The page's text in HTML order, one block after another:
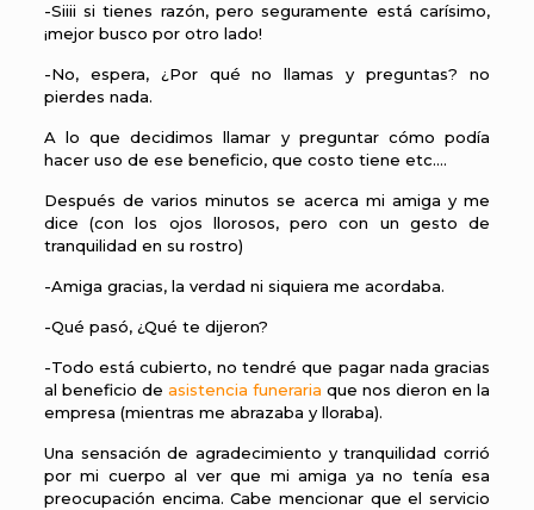
-Siiii si tienes razón, pero seguramente está carísimo,
¡mejor busco por otro lado!
-No, espera, ¿Por qué no llamas y preguntas? no
pierdes nada.
A lo que decidimos llamar y preguntar cómo podía
hacer uso de ese beneficio, que costo tiene etc.…
Después de varios minutos se acerca mi amiga y me
dice (con los ojos llorosos, pero con un gesto de
tranquilidad en su rostro)
-Amiga gracias, la verdad ni siquiera me acordaba.
-Qué pasó, ¿Qué te dijeron?
-Todo está cubierto, no tendré que pagar nada gracias
al beneficio de asistencia funeraria que nos dieron en la
empresa (mientras me abrazaba y lloraba).
Una sensación de agradecimiento y tranquilidad corrió
por mi cuerpo al ver que mi amiga ya no tenía esa
preocupación encima. Cabe mencionar que el servicio